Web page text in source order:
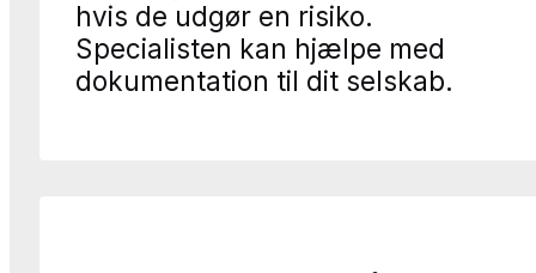
hvis de udgør en risiko.
Specialisten kan hjælpe med
dokumentation til dit selskab.